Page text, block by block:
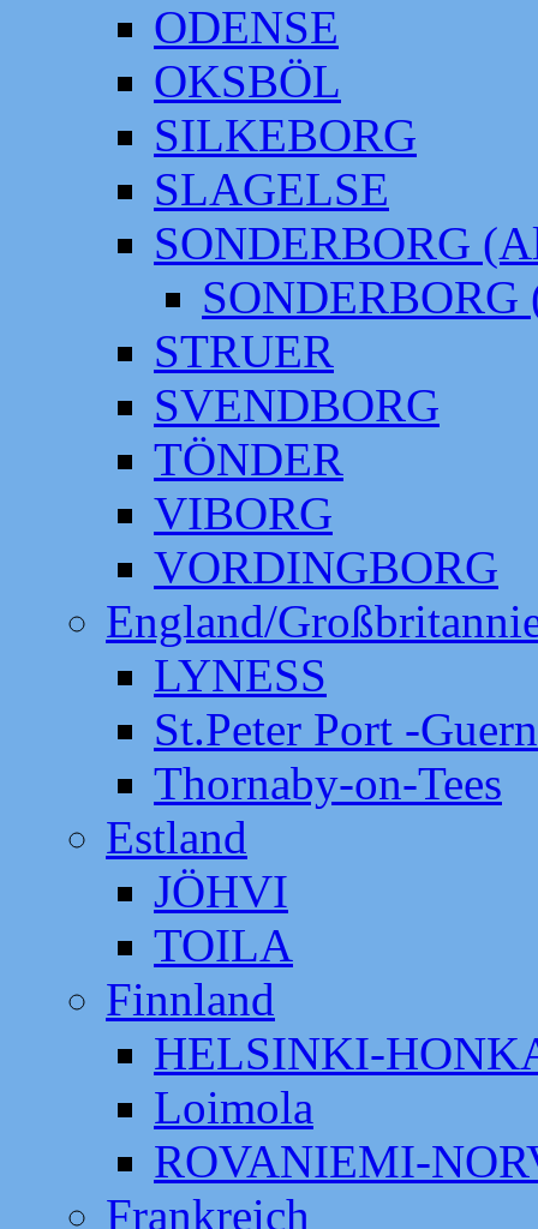
ODENSE
OKSBÖL
SILKEBORG
SLAGELSE
SONDERBORG
SONDERBORG
STRUER
SVENDBORG
TÖNDER
VIBORG
VORDINGBORG
England/
LYNESS
St.Peter Port -
Thornaby-on-Tees
Estland
JÖHVI
TOILA
Finnland
HELSINKI-
Loimola
ROVANIEMI-
Frankreich